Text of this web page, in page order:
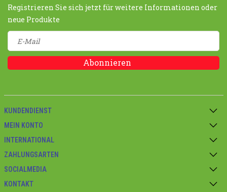
Registrieren Sie sich jetzt für weitere Informationen oder
neue Produkte
Abonnieren
KUNDENDIENST
MEIN KONTO
INTERNATIONAL
ZAHLUNGSARTEN
SOCIALMEDIA
KONTAKT